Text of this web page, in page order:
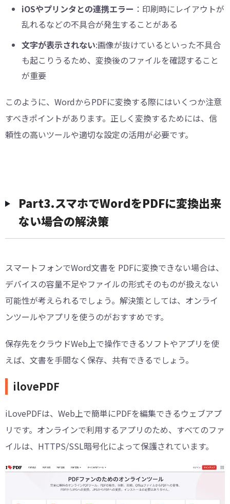
iOSやプリンタとの連携エラー ：印刷時にレイアウトが
乱れるなどの不具合が発生することがある
文字が表示されない:画像が抜けているといった不具合
も起こりうるため、変換後のファイルを確認すること
が重要
このように、WordからPDFに変換する際にはいくつか注意
すべきポイントがあります。正しく変換するためには、信
頼性の高いツールや適切な設定の活用が必要です。
Part3.スマホでWordをPDFに変換出来
ない場合の解決策
スマートフォンでWord文書を PDFに変換できない場合は、
デバイスの容量不足やファイルの形式そのものが扱えない
可能性が考えられるでしょう。解決策としては、オンライ
ンツールやアプリを使うのがおすすめです。
保存先をクラウドWeb上で操作できるソフトやアプリを使
えば、文書を手間なく保存、共有できるでしょう。
ilovePDF
iLovePDFは、Web上で簡単にPDFを編集できるウェブアプ
リです。オンラインで利用するアプリのため、すべてのファ
イルは、HTTPS/SSL暗号化によって保護されています。